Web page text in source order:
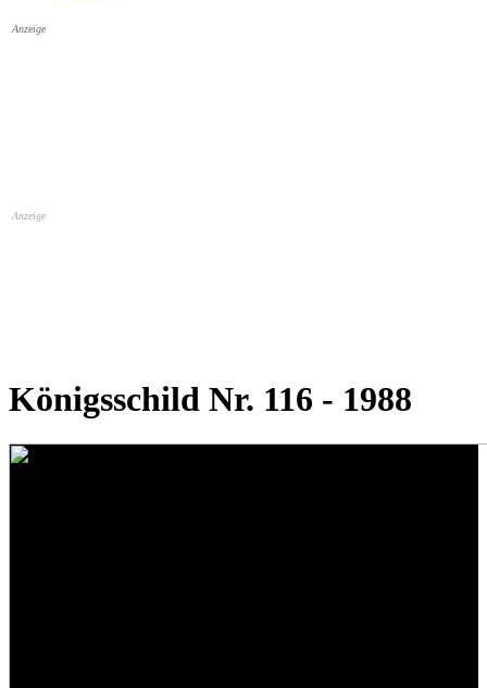
Anzeige
Anzeige
Königsschild Nr. 116 - 1988